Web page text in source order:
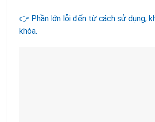
👉 Phần lớn lỗi đến từ cách sử dụng,
khóa.